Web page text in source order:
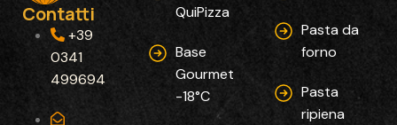
Contatti
+39
0341
499694
QuiPizza
Base
Gourmet
-18°C
Pasta da
forno
Pasta
ripiena